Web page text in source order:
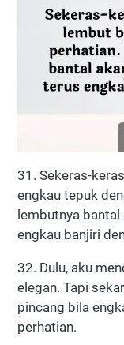
31. Sekeras-
engkau tepuk
lembutnya
engkau banjiri
32. Dulu, aku
elegan. Tapi
pincang bila
perhatian.